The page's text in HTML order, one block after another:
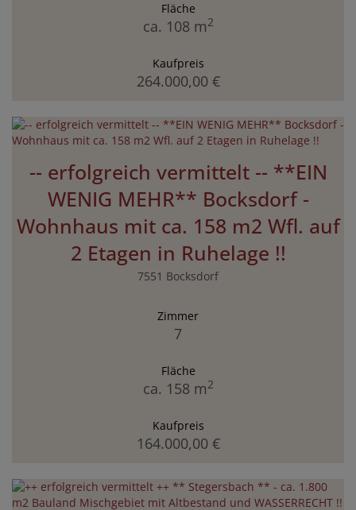
Fläche
ca. 108 m2
Kaufpreis
264.000,00 €
-- erfolgreich vermittelt -- **EIN
WENIG MEHR** Bocksdorf -
Wohnhaus mit ca. 158 m2 Wfl. auf
2 Etagen in Ruhelage !!
7551 Bocksdorf
Zimmer
7
Fläche
ca. 158 m2
Kaufpreis
164.000,00 €